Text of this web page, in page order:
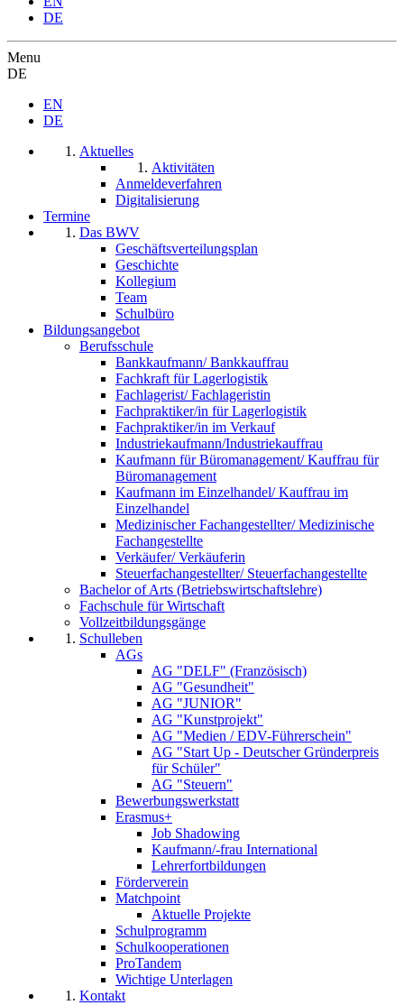
DE
Menu
DE
EN
DE
Aktuelles
Aktivitäten
Anmeldeverfahren
Digitalisierung
Termine
Das BWV
Geschäftsverteilungsplan
Geschichte
Kollegium
Team
Schulbüro
Bildungsangebot
Berufsschule
Bankkaufmann/ Bankkauffrau
Fachkraft für Lagerlogistik
Fachlagerist/ Fachlageristin
Fachpraktiker/in für Lagerlogistik
Fachpraktiker/in im Verkauf
Industriekaufmann/Industriekauffrau
Kaufmann für Büromanagement/ Kauffrau für
Büromanagement
Kaufmann im Einzelhandel/ Kauffrau im
Einzelhandel
Medizinischer Fachangestellter/ Medizinische
Fachangestellte
Verkäufer/ Verkäuferin
Steuerfachangestellter/ Steuerfachangestellte
Bachelor of Arts (Betriebswirtschaftslehre)
Fachschule für Wirtschaft
Vollzeitbildungsgänge
Schulleben
AGs
AG "DELF" (Französisch)
AG "Gesundheit"
AG "JUNIOR"
AG "Kunstprojekt"
AG "Medien / EDV-Führerschein"
AG "Start Up - Deutscher Gründerpreis
für Schüler"
AG "Steuern"
Bewerbungswerkstatt
Erasmus+
Job Shadowing
Kaufmann/-frau International
Lehrerfortbildungen
Förderverein
Matchpoint
Aktuelle Projekte
Schulprogramm
Schulkooperationen
ProTandem
Wichtige Unterlagen
Kontakt